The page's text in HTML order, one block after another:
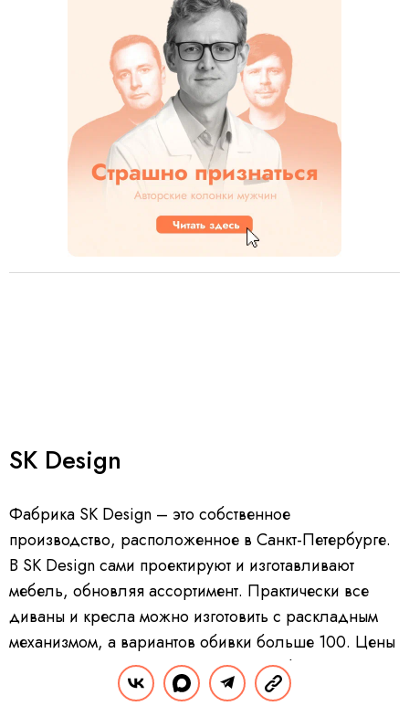
SK Design
Фабрика SK Design – это собственное
производство, расположенное в Санкт-Петербурге.
В SK Design сами проектируют и изготавливают
мебель, обновляя ассортимент. Практически все
диваны и кресла можно изготовить с раскладным
механизмом, а вариантов обивки больше 100. Цены
на диваны начинаются от 40 тысяч рублей.